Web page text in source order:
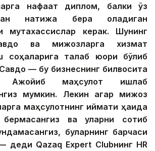
нафақат диплом, балки ўз
натижа бера оладиган
мутахассислар керак. Шунинг
ва мижозларга хизмат
соҳаларига талаб юқори бўлиб
Савдо — бу бизнеснинг билвосита
Ажойиб маҳсулот ишлаб
мумкин. Лекин агар мижоз
маҳсулотнинг қиймати ҳақида
бермасангиз ва уларни сотиб
буларнинг барчаси
деди Qazaq Expert Clubнинг HR